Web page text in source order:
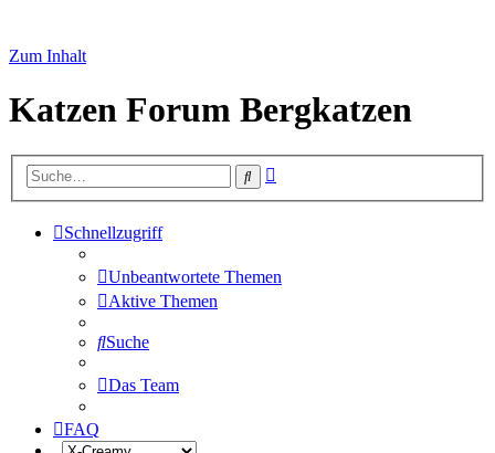
Zum Inhalt
Katzen Forum Bergkatzen
Suche
Schnellzugriff
Unbeantwortete Themen
Aktive Themen
Suche
Das Team
FAQ